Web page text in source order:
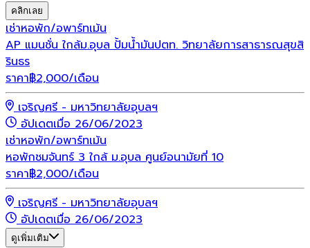
คลิกเลย
เช่าหอพัก/อพาร์ทเม้น
AP แมนชั่น ใกล้ม.อุบล ปั้มน้ำมันปตท. วิทยาลัยการสาธารณสุขสิ
รินธร
ราคา฿2,000/เดือน
เจริญศรี - มหาวิทยาลัยอุบลฯ
อัปเดตเมื่อ 26/06/2023
เช่าหอพัก/อพาร์ทเม้น
หอพักชมจันทร์ 3 ใกล้ ม.อุบล ศูนย์อนามัยที่ 10
ราคา฿2,000/เดือน
เจริญศรี - มหาวิทยาลัยอุบลฯ
อัปเดตเมื่อ 26/06/2023
ดูเพิ่มเติม